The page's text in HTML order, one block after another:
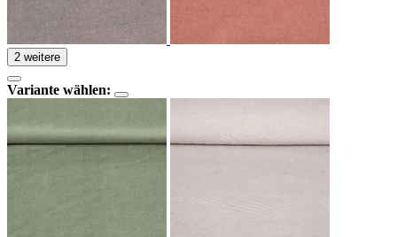
2 weitere
Variante wählen: